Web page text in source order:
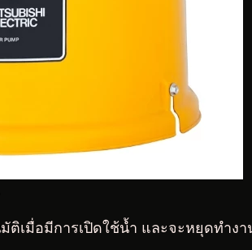
เมื่อมีการเปิดใช้น้ำ และจะหยุดทำงา